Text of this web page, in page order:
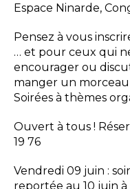
Espace Ninarde,
Pensez à vous
… et pour ceux qui
encourager ou
manger un
Soirées à thèmes
Ouvert à tous !
19 76
Vendredi 09 juin :
reportée au 10 juin